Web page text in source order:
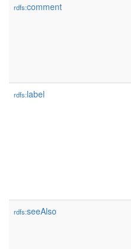
rdfs:comment
rdfs:label
rdfs:seeAlso